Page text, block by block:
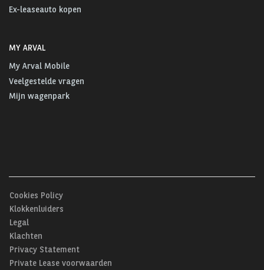
Ex-leaseauto kopen
MY ARVAL
My Arval Mobile
Veelgestelde vragen
Mijn wagenpark
Cookies Policy
Klokkenluiders
Legal
Klachten
Privacy Statement
Private Lease voorwaarden